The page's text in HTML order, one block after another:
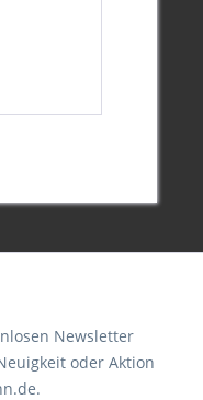
Newsletter
oder Aktion